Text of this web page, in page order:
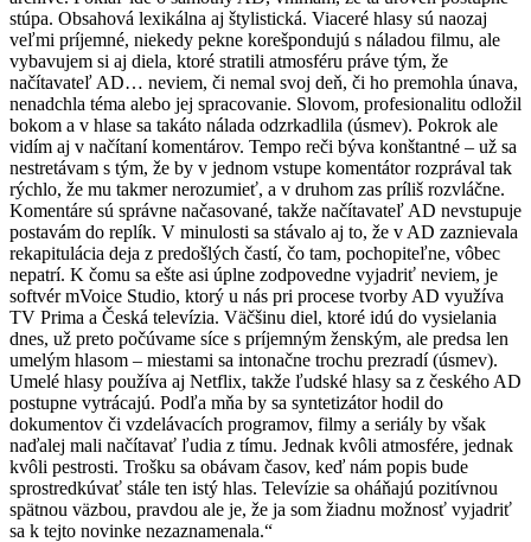
stúpa. Obsahová lexikálna aj štylistická. Viaceré hlasy sú naozaj
veľmi príjemné, niekedy pekne korešpondujú s náladou filmu, ale
vybavujem si aj diela, ktoré stratili atmosféru práve tým, že
načítavateľ AD… neviem, či nemal svoj deň, či ho premohla únava,
nenadchla téma alebo jej spracovanie. Slovom, profesionalitu odložil
bokom a v hlase sa takáto nálada odzrkadlila (úsmev). Pokrok ale
vidím aj v načítaní komentárov. Tempo reči býva konštantné – už sa
nestretávam s tým, že by v jednom vstupe komentátor rozprával tak
rýchlo, že mu takmer nerozumieť, a v druhom zas príliš rozvláčne.
Komentáre sú správne načasované, takže načítavateľ AD nevstupuje
postavám do replík. V minulosti sa stávalo aj to, že v AD zaznievala
rekapitulácia deja z predošlých častí, čo tam, pochopiteľne, vôbec
nepatrí. K čomu sa ešte asi úplne zodpovedne vyjadriť neviem, je
softvér mVoice Studio, ktorý u nás pri procese tvorby AD využíva
TV Prima a Česká televízia. Väčšinu diel, ktoré idú do vysielania
dnes, už preto počúvame síce s príjemným ženským, ale predsa len
umelým hlasom – miestami sa intonačne trochu prezradí (úsmev).
Umelé hlasy používa aj Netflix, takže ľudské hlasy sa z českého AD
postupne vytrácajú. Podľa mňa by sa syntetizátor hodil do
dokumentov či vzdelávacích programov, filmy a seriály by však
naďalej mali načítavať ľudia z tímu. Jednak kvôli atmosfére, jednak
kvôli pestrosti. Trošku sa obávam časov, keď nám popis bude
sprostredkúvať stále ten istý hlas. Televízie sa oháňajú pozitívnou
spätnou väzbou, pravdou ale je, že ja som žiadnu možnosť vyjadriť
sa k tejto novinke nezaznamenala.“